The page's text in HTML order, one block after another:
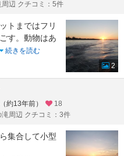
周辺 クチコミ：5件
トまではフリ
す。動物はあ
続きを読む
2
約13年前）
18
滝周辺 クチコミ：3件
集合して小型